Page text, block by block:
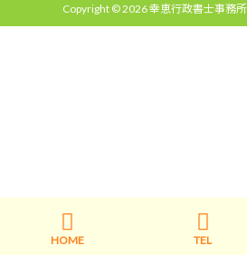
Copyright © 2026 幸恵行政書士事務
HOME TEL